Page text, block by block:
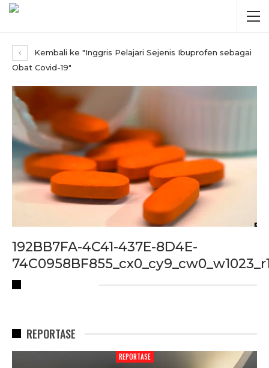
Kembali ke "Inggris Pelajari Sejenis Ibuprofen sebagai
Obat Covid-19"
192BB7FA-4C41-437E-8D4E-
REPORTASE
REPORTASE